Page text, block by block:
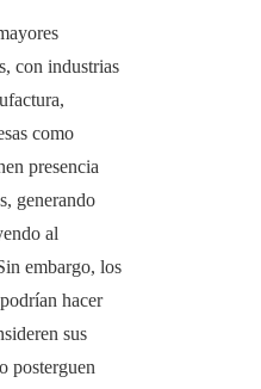
con industrias
como
presencia
generando
al
embargo, los
hacer
sus
posterguen